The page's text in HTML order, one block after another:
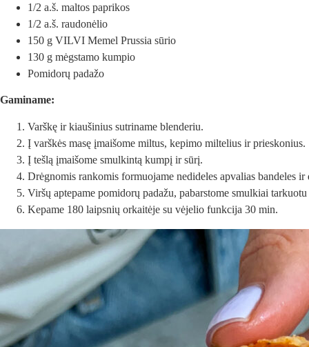
1/2 a.š. maltos paprikos
1/2 a.š. raudonėlio
150 g VILVI Memel Prussia sūrio
130 g mėgstamo kumpio
Pomidorų padažo
Gaminame:
Varškę ir kiaušinius sutriname blenderiu.
Į varškės masę įmaišome miltus, kepimo miltelius ir prieskonius.
Į tešlą įmaišome smulkintą kumpį ir sūrį.
Drėgnomis rankomis formuojame nedideles apvalias bandeles
Viršų aptepame pomidorų padažu, pabarstome smulkiai
Kepame 180 laipsnių orkaitėje su vėjelio funkcija 30 min.